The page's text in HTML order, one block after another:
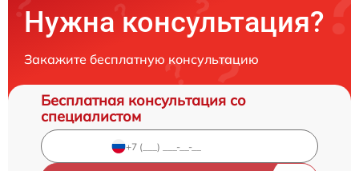
Нужна консультация?
Закажите бесплатную консультацию
Бесплатная консультация со
специалистом